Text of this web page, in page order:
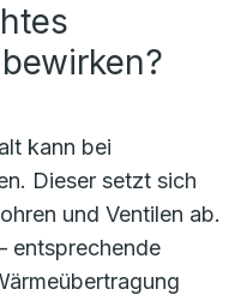
kann bei
Dieser setzt sich
und Ventilen ab.
entsprechende